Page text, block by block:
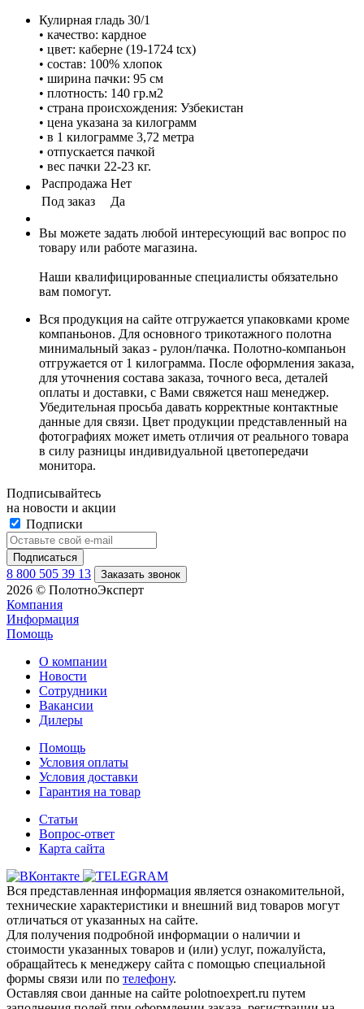
Кулирная гладь 30/1
• качество: кардное
• цвет: каберне (19-1724 tcx)
• состав: 100% хлопок
• ширина пачки: 95 см
• плотность: 140 гр.м2
• страна происхождения: Узбекистан
• цена указана за килограмм
• в 1 килограмме 3,72 метра
• отпускается пачкой
• вес пачки 22-23 кг.
Распродажа Нет
Под заказ
Да
Вы можете задать любой интересующий вас вопрос по
товару или работе магазина.
Наши квалифицированные специалисты обязательно
вам помогут.
Вся продукция на сайте отгружается упаковками кроме
компаньонов. Для основного трикотажного полотна
минимальный заказ - рулон/пачка. Полотно-компаньон
отгружается от 1 килограмма. После оформления заказа,
для уточнения состава заказа, точного веса, деталей
оплаты и доставки, с Вами свяжется наш менеджер.
Убедительная просьба давать корректные контактные
данные для связи. Цвет продукции представленный на
фотографиях может иметь отличия от реального товара
в силу разницы индивидуальной цветопередачи
монитора.
Подписывайтесь
на новости и акции
Подписки
8 800 505 39 13 Заказать звонок
2026 © ПолотноЭксперт
Компания
Информация
Помощь
О компании
Новости
Сотрудники
Вакансии
Дилеры
Помощь
Условия оплаты
Условия доставки
Гарантия на товар
Статьи
Вопрос-ответ
Карта сайта
Вся представленная информация является ознакомительной,
технические характеристики и внешний вид товаров могут
отличаться от указанных на сайте.
Для получения подробной информации о наличии и
стоимости указанных товаров и (или) услуг, пожалуйста,
обращайтесь к менеджеру сайта с помощью специальной
формы связи или по телефону.
Оставляя свои данные на сайте polotnoexpert.ru путем